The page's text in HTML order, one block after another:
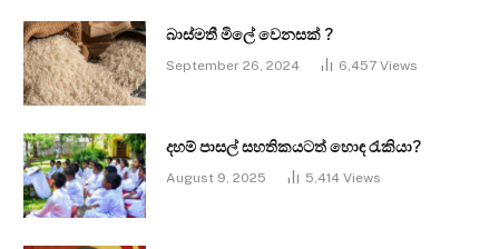
බාස්මතී මිලේ වෙනසක් ?
September 26, 2024 6,457 Views
දහම් පාසල් සහතිකයටත් හොඳ රැකියා?
August 9, 2025 5,414 Views